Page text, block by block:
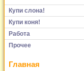
Купи слона!
Купи коня!
Работа
Прочее
Главная